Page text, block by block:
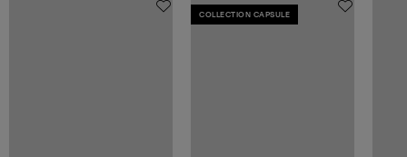
COLLECTION CAPSULE